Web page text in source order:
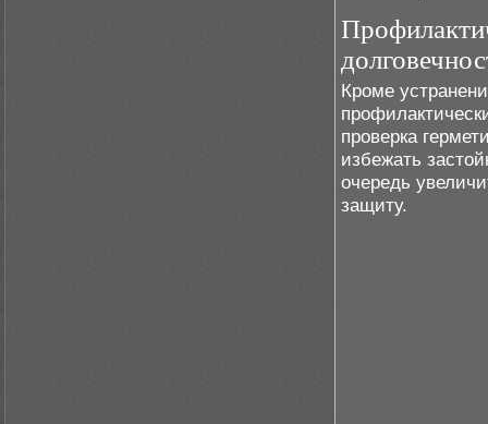
Кроме
проверка
избежать
очередь
защиту.